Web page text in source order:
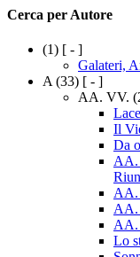
Cerca per Autore
(1) [ - ]
Galateri,
A (33) [ - ]
AA. VV.
Il
Da
AA.
AA.
AA.
AA.
Lo